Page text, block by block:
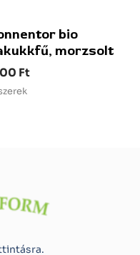
bio
morzsolt
Ft